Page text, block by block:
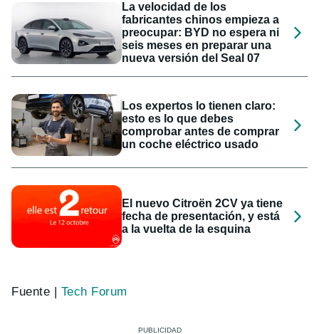
La velocidad de los
fabricantes chinos empieza a
preocupar: BYD no espera ni
seis meses en preparar una
nueva versión del Seal 07
Los expertos lo tienen claro:
esto es lo que debes
comprobar antes de comprar
un coche eléctrico usado
El nuevo Citroën 2CV ya tiene
fecha de presentación, y está
a la vuelta de la esquina
Fuente | Tech Forum